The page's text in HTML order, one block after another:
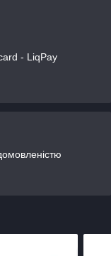
- LiqPay